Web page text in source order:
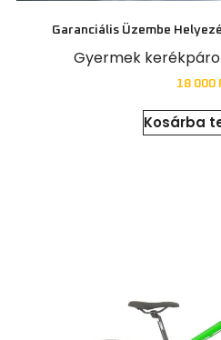
Garanciális Üzembe
Gyermek
18 000
Kosárba